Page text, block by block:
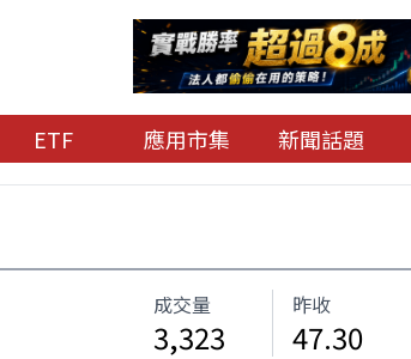
ETF 應用市集 新聞話題
成交量
3,323
昨收
47.30